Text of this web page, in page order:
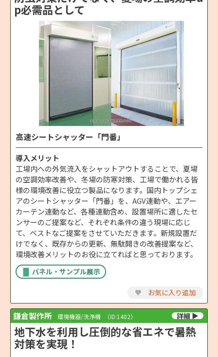
p必需品として
高速シートシャッター「門番」
導入メリット
工場内への外気流入をシャットアウトすることで、夏場
の空調効率改善や、冬場の防寒対策、工場で働かれる皆
様の環境改善に役立つ製品になります。国内トップシェ
アのシートシャッター「門番」を、AGV連動や、エアー
カーテン連動など、各種連動含め、設置場所に適したセ
ンサーのご提案など、それぞれ条件の違う現場に応じ
て、ベストなご提案をさせていただきます。新規設置だ
けでなく、既存からの更新、無駄開きの改善提案など、
環境改善メリットのお役に立てればと思っております。
パネル・サンプル展示
♥ お気に入り追加
鎌倉製作所 環境機器/洗浄機 （ID:1402）
地下水を利用し圧倒的な省エネで暑熱
対策を実現！